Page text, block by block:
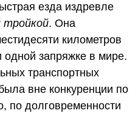
езда издревле
тройкой. Она
километров
одной запряжке в мире.
транспортных
вне конкуренции по
по долговременности